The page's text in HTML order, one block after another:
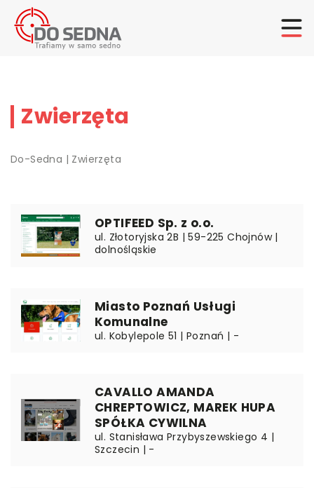
Zwierzęta
Do-Sedna | Zwierzęta
OPTIFEED Sp. z o.o.
ul. Złotoryjska 2B | 59-225 Chojnów |
dolnośląskie
Miasto Poznań Usługi
Komunalne
ul. Kobylepole 51 | Poznań | -
CAVALLO AMANDA
CHREPTOWICZ, MAREK HUPA
SPÓŁKA CYWILNA
ul. Stanisława Przybyszewskiego 4 |
Szczecin | -